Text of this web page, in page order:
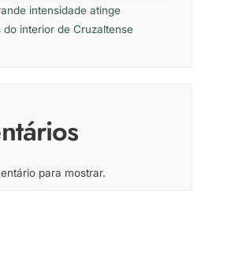
intensidade atinge
do interior de Cruzaltense
para mostrar.